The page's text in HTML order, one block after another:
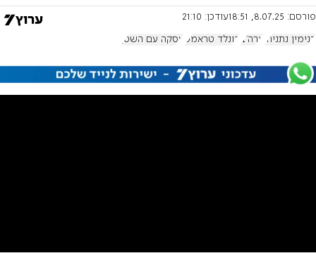
פורסם: 8.07.25, 18:51 עודכן: 21:10
בנימין נתניהו ארה"ב דונלד טראמפ עסקה עם השטן